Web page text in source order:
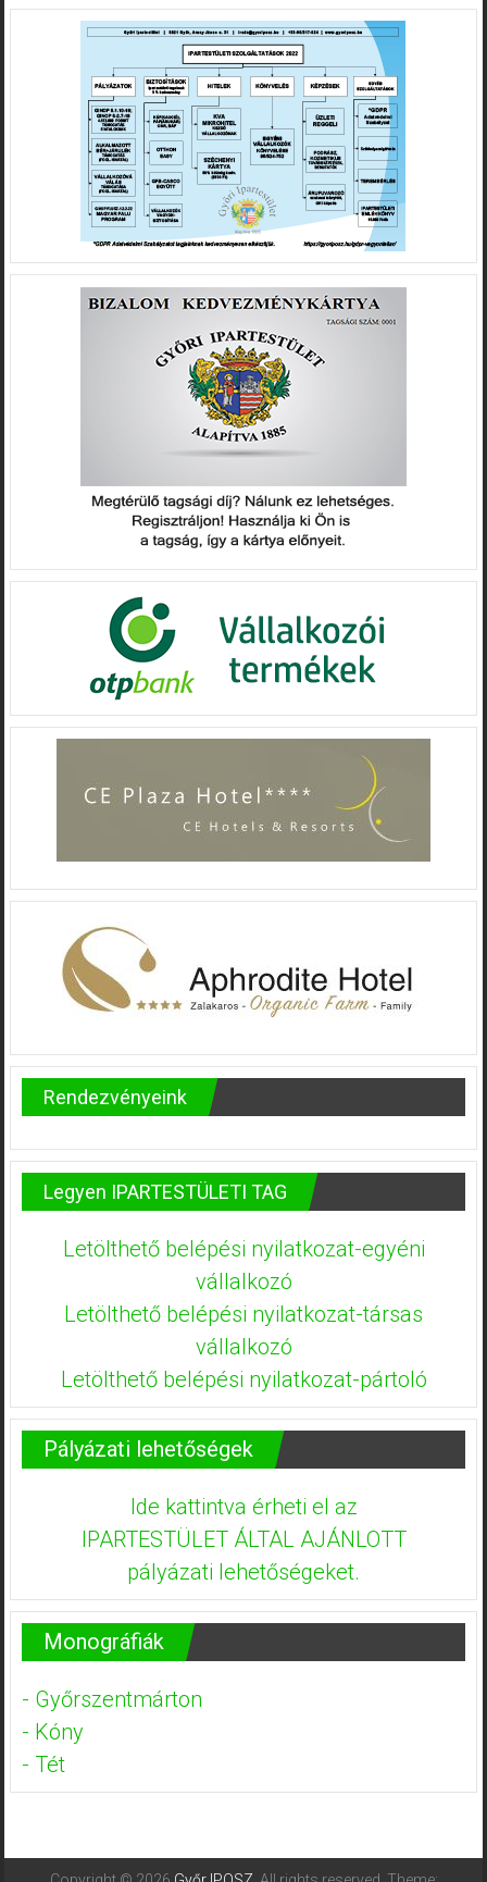
Rendezvényeink
Legyen IPARTESTÜLETI TAG
Letölthető belépési nyilatkozat-egyéni
vállalkozó
Letölthető belépési nyilatkozat-társas
vállalkozó
Letölthető belépési nyilatkozat-pártoló
Pályázati lehetőségek
Ide kattintva érheti el az
IPARTESTÜLET ÁLTAL AJÁNLOTT
pályázati lehetőségeket.
Monográfiák
- Győrszentmárton
- Kóny
- Tét